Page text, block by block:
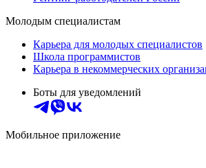
Молодым специалистам
Карьера для молодых специалистов
Школа программистов
Карьера в некоммерческих
Боты для уведомлений
Мобильное приложение